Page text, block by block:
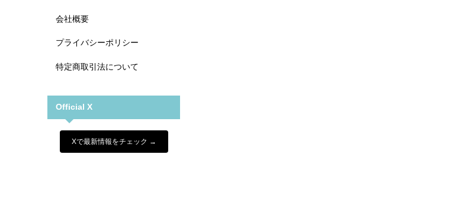
会社概要
プライバシーポリシー
特定商取引法について
Official X
Xで最新情報をチェック →